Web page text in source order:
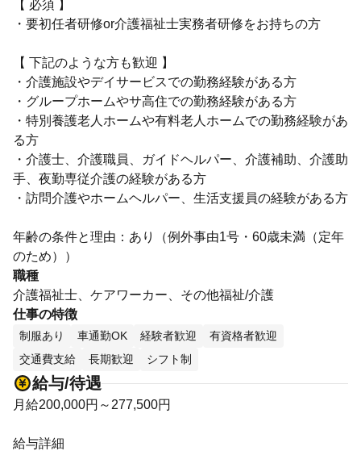
【 必須 】
・要初任者研修or介護福祉士実務者研修をお持ちの方
【 下記のような方も歓迎 】
・介護施設やデイサービスでの勤務経験がある方
・グループホームやサ高住での勤務経験がある方
・特別養護老人ホームや有料老人ホームでの勤務経験があ
る方
・介護士、介護職員、ガイドヘルパー、介護補助、介護助
手、夜勤専従介護の経験がある方
・訪問介護やホームヘルパー、生活支援員の経験がある方
年齢の条件と理由：あり（例外事由1号・60歳未満（定年
のため））
職種
介護福祉士、ケアワーカー、その他福祉/介護
仕事の特徴
制服あり 車通勤OK 経験者歓迎
有資格者歓迎
交通費支給
長期歓迎 シフト制
給与/待遇
月給200,000円～277,500円
給与詳細